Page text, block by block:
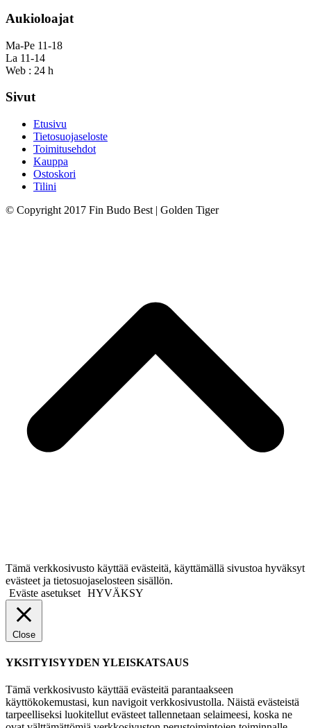
Aukioloajat
Ma-Pe 11-18
La 11-14
Web : 24 h
Sivut
Etusivu
Tietosuojaseloste
Toimitusehdot
Kauppa
Ostoskori
Tilini
© Copyright 2017 Fin Budo Best | Golden Tiger
Tämä verkkosivusto käyttää evästeitä, käyttämällä sivustoa hyväksyt
evästeet ja tietosuojaselosteen sisällön.
Eväste asetukset HYVÄKSY
Close
YKSITYISYYDEN YLEISKATSAUS
Tämä verkkosivusto käyttää evästeitä parantaakseen
käyttökokemustasi, kun navigoit verkkosivustolla. Näistä evästeistä
tarpeelliseksi luokitellut evästeet tallennetaan selaimeesi, koska ne